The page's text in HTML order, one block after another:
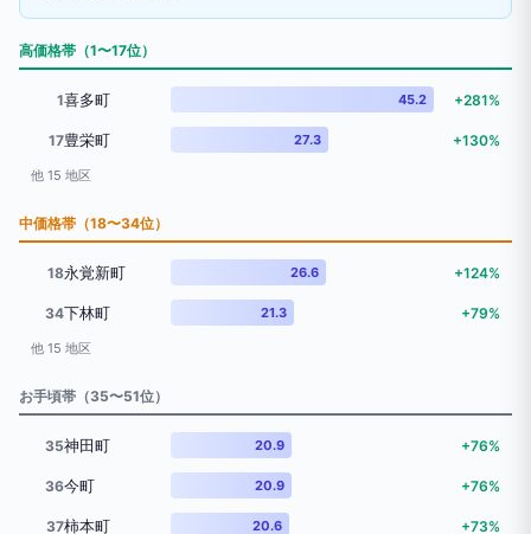
高価格帯（1〜17位）
1喜多町 45.2 +281%
17豊栄町 27.3 +130%
他 15 地区
中価格帯（18〜34位）
18永覚新町 26.6 +124%
34下林町 21.3 +79%
他 15 地区
お手頃帯（35〜51位）
35神田町 20.9 +76%
36今町 20.9 +76%
37柿本町 20.6 +73%